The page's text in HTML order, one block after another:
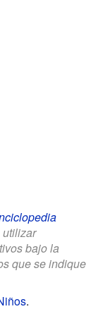
bajo la
que se indique
.